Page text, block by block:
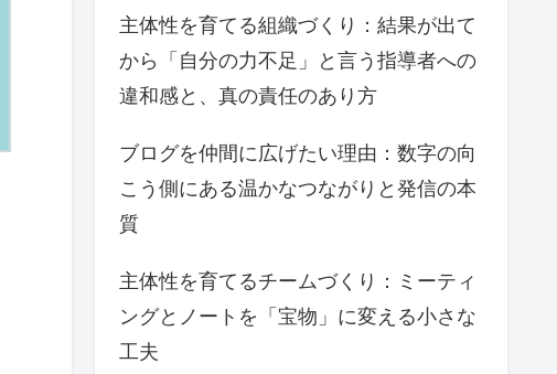
主体性を育てる組織づくり：結果が出て
から「自分の力不足」と言う指導者への
違和感と、真の責任のあり方
ブログを仲間に広げたい理由：数字の向
こう側にある温かなつながりと発信の本
質
主体性を育てるチームづくり：ミーティ
ングとノートを「宝物」に変える小さな
工夫